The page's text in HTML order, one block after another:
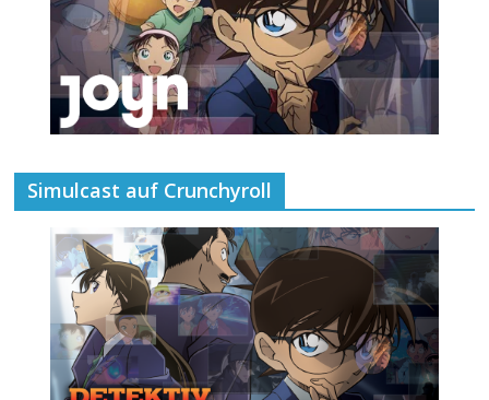
Simulcast auf Crunchyroll